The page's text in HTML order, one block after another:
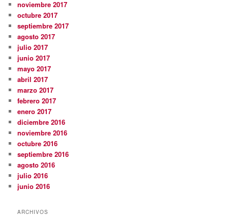
noviembre 2017
octubre 2017
septiembre 2017
agosto 2017
julio 2017
junio 2017
mayo 2017
abril 2017
marzo 2017
febrero 2017
enero 2017
diciembre 2016
noviembre 2016
octubre 2016
septiembre 2016
agosto 2016
julio 2016
junio 2016
ARCHIVOS